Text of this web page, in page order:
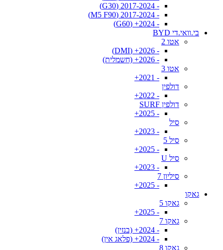
- 2017-2024 (G30)
- 2017-2024 (M5 F90)
- 2024+ (G60)
בי.וואי.די BYD
אטו 2
- 2026+ (DMI)
- 2026+ (חשמלית)
אטו 3
- 2021+
דולפין
- 2022+
דולפין SURF
- 2025+
סיל
- 2023+
סיל 5
- 2025+
סיל U
- 2023+
סיליון 7
- 2025+
גאקו
גאקו 5
- 2025+
גאקו 7
- 2024+ (בנזין)
- 2024+ (פלאג אין)
גאקו 8